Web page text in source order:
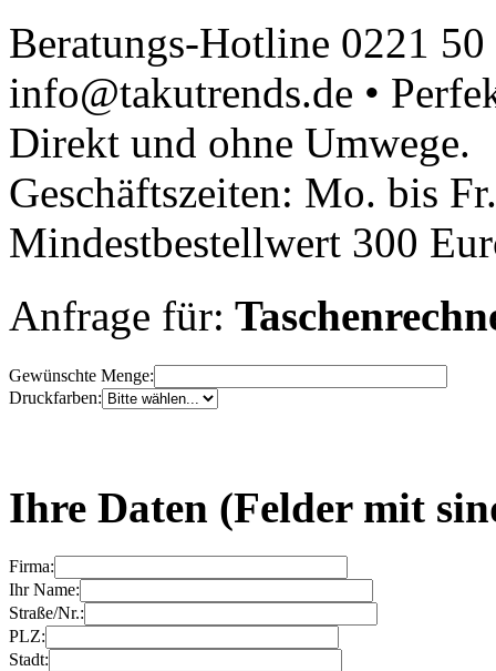
Beratungs-Hotline 0221
info@takutrends.de •
Direkt und ohne Umwege.
Geschäftszeiten: Mo. bis
Mindestbestellwert 300
Anfrage für:
Gewünschte Menge:
Druckfarben:
Ihre Daten (Felder mit
Firma:
Ihr Name:
Straße/Nr.:
PLZ:
Stadt: